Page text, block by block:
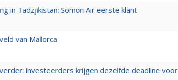
in Tadzjikistan: Somon Air eerste klant
van Mallorca
investeerders krijgen dezelfde deadline voor